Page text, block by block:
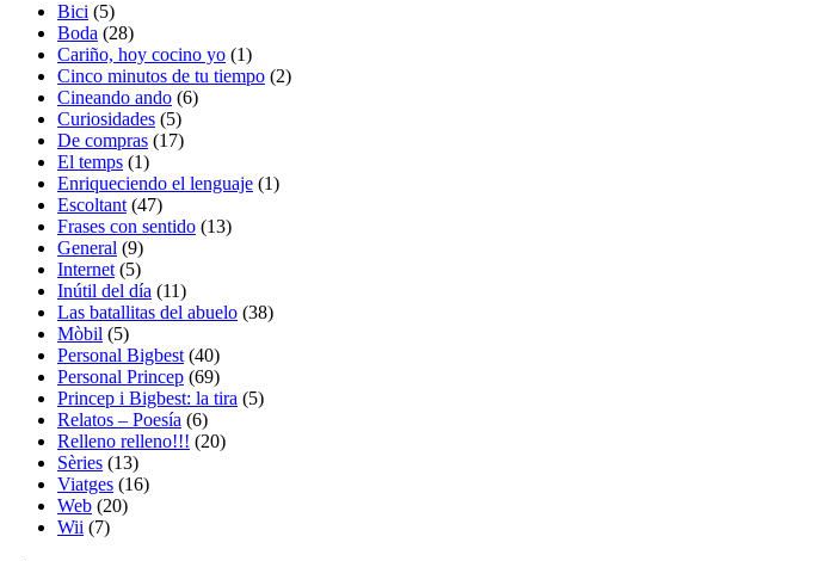
Bici (5)
Boda (28)
Cariño, hoy cocino yo (1)
Cinco minutos de tu tiempo (2)
Cineando ando (6)
Curiosidades (5)
De compras (17)
El temps (1)
Enriqueciendo el lenguaje (1)
Escoltant (47)
Frases con sentido (13)
General (9)
Internet (5)
Inútil del día (11)
Las batallitas del abuelo (38)
Mòbil (5)
Personal Bigbest (40)
Personal Princep (69)
Princep i Bigbest: la tira (5)
Relatos – Poesía (6)
Relleno relleno!!! (20)
Sèries (13)
Viatges (16)
Web (20)
Wii (7)